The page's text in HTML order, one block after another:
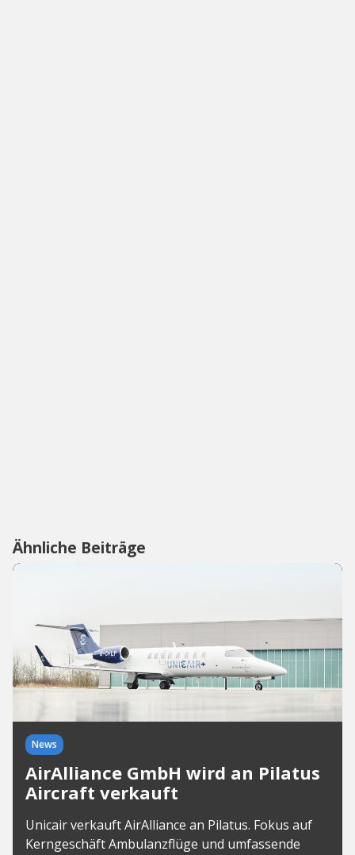
Ähnliche Beiträge
News
AirAlliance GmbH wird an Pilatus
Aircraft verkauft
Unicair verkauft AirAlliance an Pilatus. Fokus auf
Kerngeschäft Ambulanzflüge und umfassende